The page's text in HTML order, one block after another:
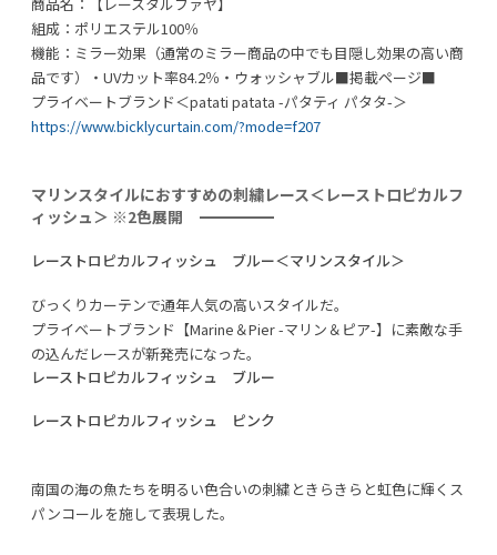
組成：ポリエステル100％
機能：ミラー効果（通常のミラー商品の中でも目隠し効果の高い商
品です）・UVカット率84.2％・ウォッシャブル■掲載ページ■
プライベートブランド＜patati patata -パタティ パタタ-＞
https://www.bicklycurtain.com/?mode=f207
マリンスタイルにおすすめの刺繍レース＜レーストロピカルフ
ィッシュ＞ ※2色展開
レーストロピカルフィッシュ ブルー＜マリンスタイル＞
びっくりカーテンで通年人気の高いスタイルだ。
プライベートブランド【Marine＆Pier -マリン＆ピア-】に素敵な手
の込んだレースが新発売になった。
レーストロピカルフィッシュ ブルー
レーストロピカルフィッシュ ピンク
南国の海の魚たちを明るい色合いの刺繍ときらきらと虹色に輝くス
パンコールを施して表現した。